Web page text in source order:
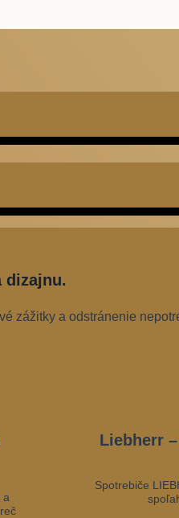
dizajnu.
zážitky a odstránenie
a
Liebherr
Spotrebiče